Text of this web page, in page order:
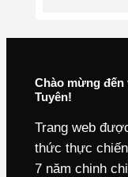
Chào mừng
Tuyên!
Trang web
thức thực
7 năm chinh